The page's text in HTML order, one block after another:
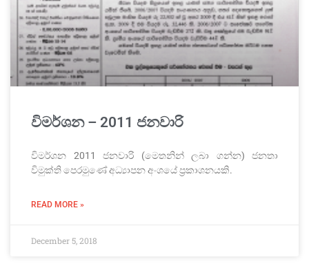
විමර්ශන – 2011 ජනවාරි
විමර්ශන 2011 ජනවාරි (මෙතනින් ලබා ගන්න) ජනතා
විමුක්ති පෙරමුණේ අධ්‍යාපන අංශයේ ප්‍රකාශනයකි.
READ MORE »
December 5, 2018